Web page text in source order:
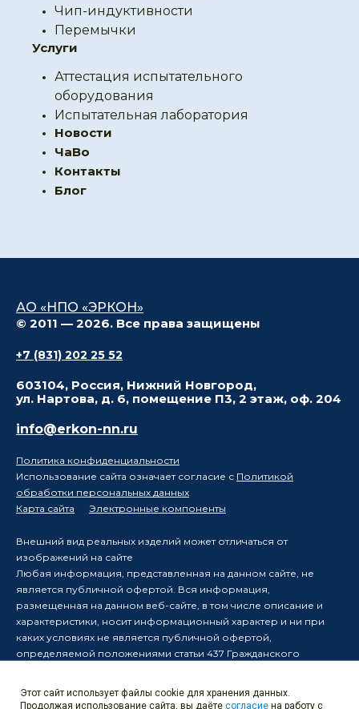
Чип-индуктивности
Перемычки
Услуги
Аттестация испытательного
оборудования
Испытательная лаборатория
Новости
ЧаВо
Контакты
Блог
АО «НПО «ЭРКОН»
© 2011 — 2026. Все права защищены
+7 (831) 202 25 52
603104, Россия, Нижний Новгород,
ул. Нартова, д. 6, помещение П3, 2 этаж, оф. 204
info@erkon-nn.ru
Политика конфиденциальности
Использование сайта означает согласие с Политикой
обработки персональных данных
Карта сайта
Электронные компоненты
Внешний вид реальных изделий может отличаться от
изображений на сайте
Любая информация, представленная на данном сайте, не
является публичной офертой. Вся информация,
размещенная на данном веб-сайте, в том числе описание и
характеристики, носит информационный характер и ни при
каких условиях не является публичной офертой,
определяемой положениями статьи 437 Гражданского
Производитель оставляет за собой право в одностороннем
порядке вносить изменения в информацию, размещенную на
Этот сайт использует файлы cookie для хранения данных.
Продолжая использование сайта, вы даёте согласие на работу с